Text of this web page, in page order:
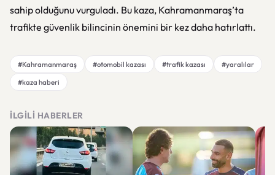
sahip olduğunu vurguladı. Bu kaza, Kahramanmaraş’ta
trafikte güvenlik bilincinin önemini bir kez daha hatırlattı.
#Kahramanmaraş #otomobil kazası #trafik kazası
#yaralılar
#kaza haberi
İLGILI HABERLER